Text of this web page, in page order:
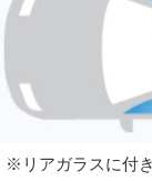
※リアガラスに付